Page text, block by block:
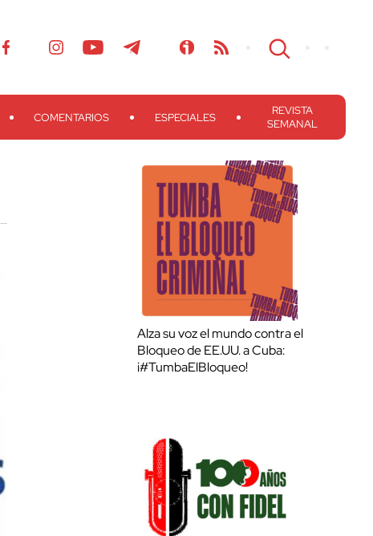
COMENTARIOS ESPECIALES
REVISTA
SEMANAL
Alza su voz el mundo contra el
Bloqueo de EE.UU. a Cuba:
¡#TumbaElBloqueo!